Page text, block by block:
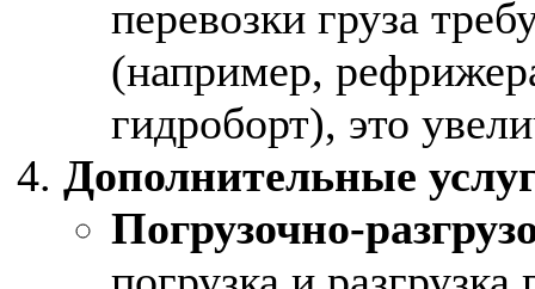
перевозки груза
(например,
гидроборт), это
Дополнительные
Погрузочно-